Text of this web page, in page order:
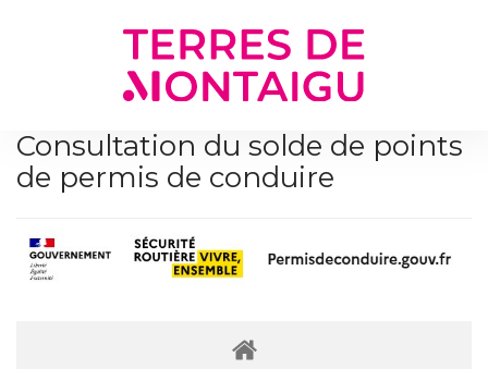
Consultation du solde de points
de permis de conduire